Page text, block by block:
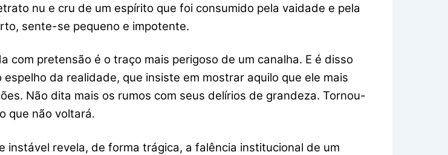
nu e cru de um espírito que foi consumido pela vaidade e pela
sente-se pequeno e impotente.
com pretensão é o traço mais perigoso de um canalha. E é disso
da realidade, que insiste em mostrar aquilo que ele mais
Não dita mais os rumos com seus delírios de grandeza. Tornou-
que não voltará.
revela, de forma trágica, a falência institucional de um